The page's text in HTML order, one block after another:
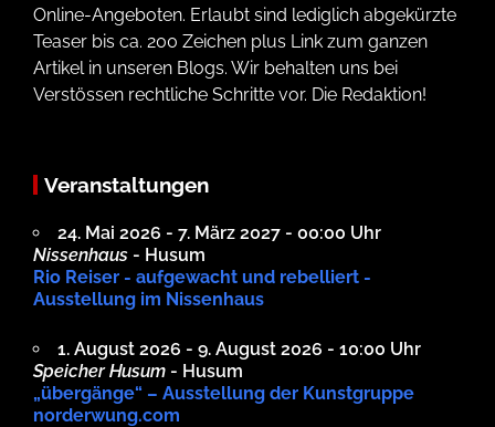
Online-Angeboten. Erlaubt sind lediglich abgekürzte
Teaser bis ca. 200 Zeichen plus Link zum ganzen
Artikel in unseren Blogs. Wir behalten uns bei
Verstössen rechtliche Schritte vor. Die Redaktion!
Veranstaltungen
24. Mai 2026 - 7. März 2027 - 00:00 Uhr
Nissenhaus - Husum
Rio Reiser - aufgewacht und rebelliert -
Ausstellung im Nissenhaus
1. August 2026 - 9. August 2026 - 10:00 Uhr
Speicher Husum - Husum
„übergänge“ – Ausstellung der Kunstgruppe
norderwung.com